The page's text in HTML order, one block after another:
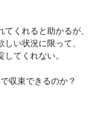
くれると助かるが、
い状況に限って、
てくれない。
収束できるのか？